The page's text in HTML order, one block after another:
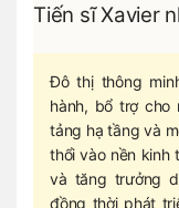
Tiến sĩ Xavier
Đô thị thông
hành, bổ trợ cho
tảng hạ tầng và
thổi vào nền kinh
và tăng trưởng
đồng thời phát